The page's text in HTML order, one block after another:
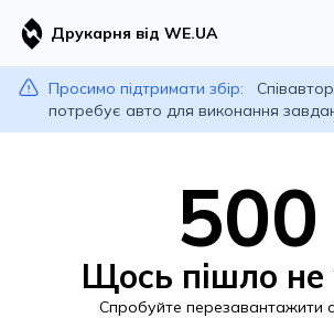
Друкарня від WE.UA
Просимо підтримати збір:
потребує авто для виконання
500
Щось пішло не
Спробуйте перезавантажити